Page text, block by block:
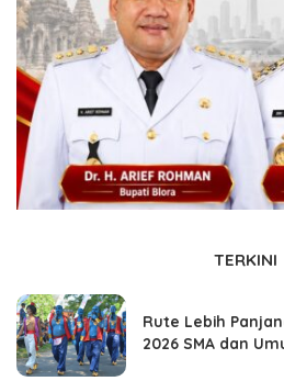
TERKINI
Rute Lebih
2026 SMA dan